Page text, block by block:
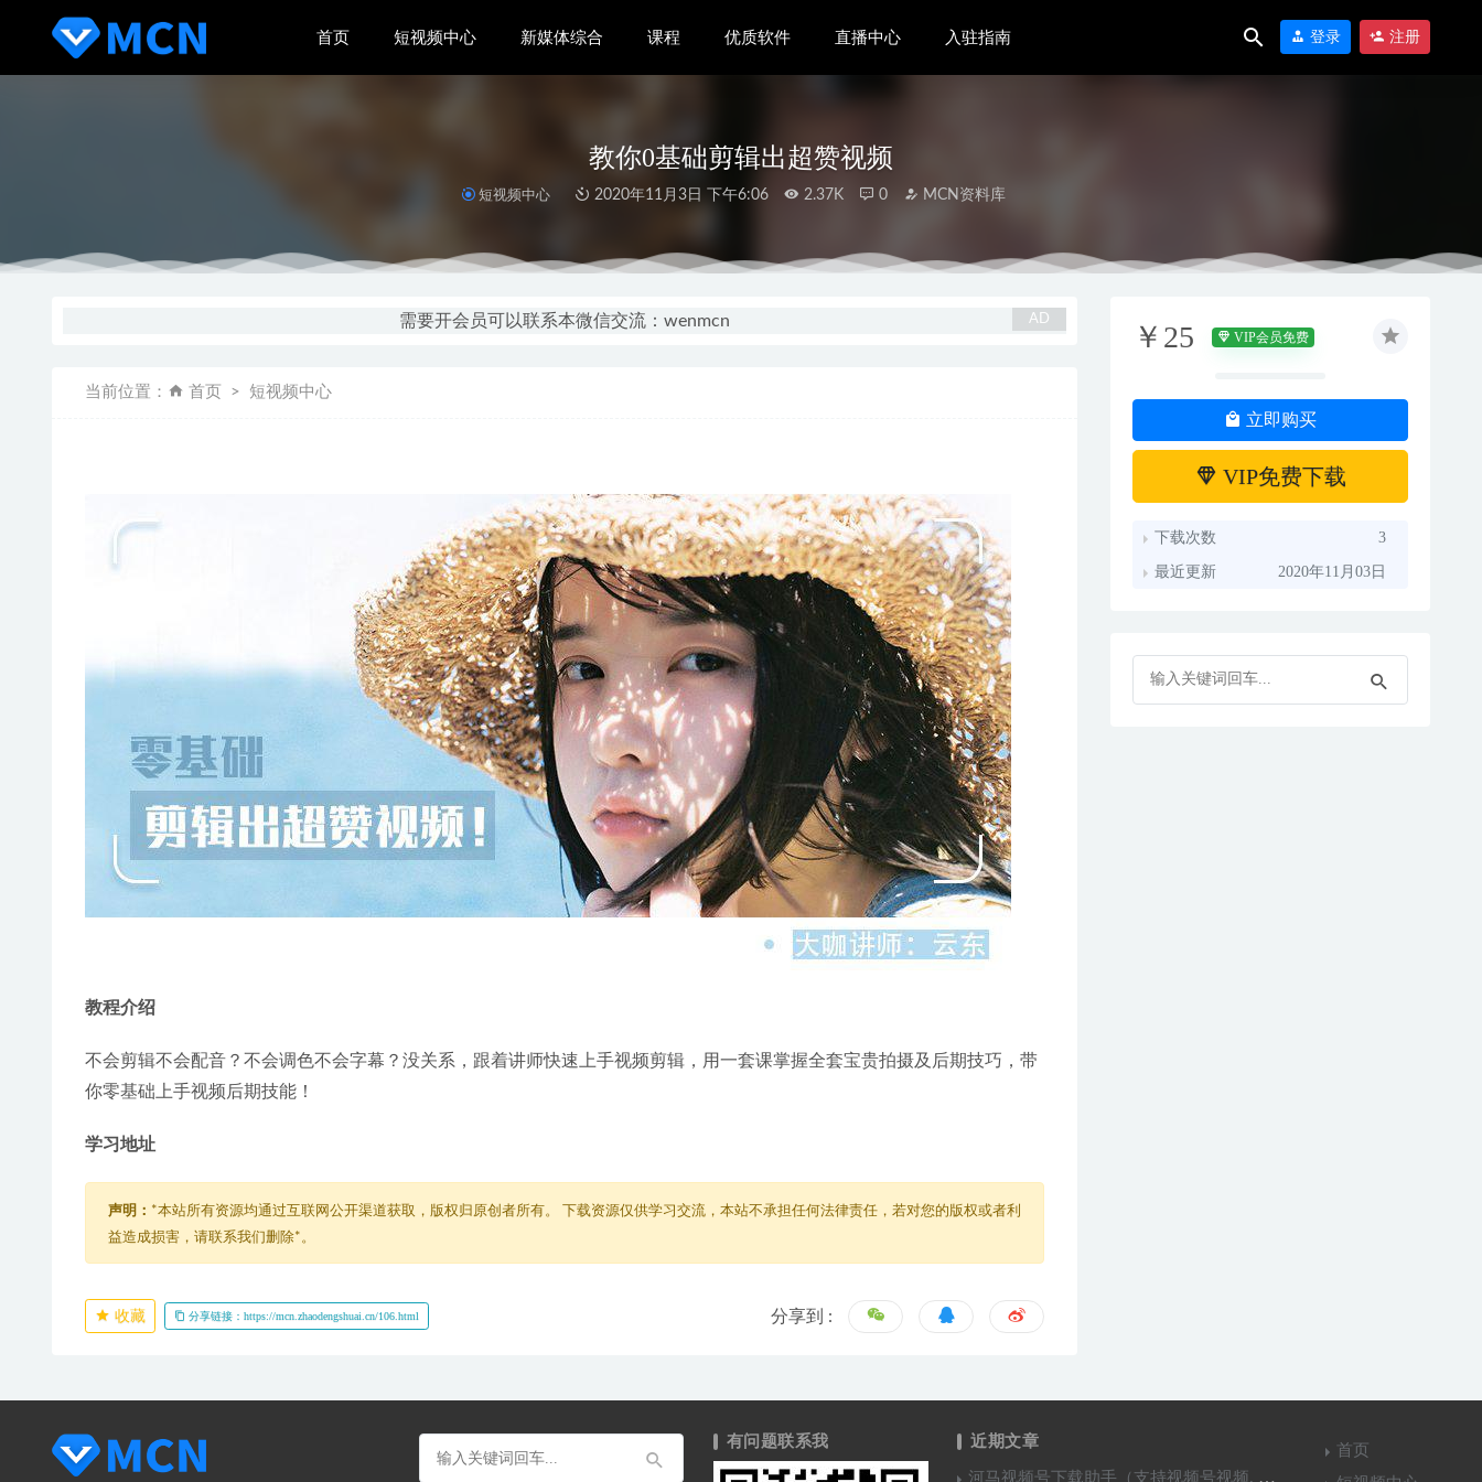
首页 短视频中心 新媒体综合 课程 优质软件 直播中心 入驻指南 登录 注册
教你0基础剪辑出超赞视频
短视频中心 2020年11月3日 下午6:06 2.37K 0 MCN资料库
需要开会员可以联系本微信交流：wenmcn
当前位置： 首页 短视频中心
教程介绍
不会剪辑不会配音？不会调色不会字幕？没关系，跟着讲师快速上手视频剪辑，用一套课掌握全套宝贵拍摄及后期技巧，带
你零基础上手视频后期技能！
学习地址
声明： *本站所有资源均通过互联网公开渠道获取，版权归原创者所有。 下载资源仅供学习交流，本站不承担任何法律责任，若对您的版权或者利
益造成损害，请联系我们删除*。
收藏 分享链接：https://mcn.zhaodengshuai.cn/106.html 分享到 :
￥25 VIP会员免费
立即购买
VIP免费下载
下载次数 3
最近更新 2020年11月03日
有问题联系我 近期文章
河马视频号下载助手（支持视频号视频, 直播,回放下载）
首页
陌陌直播公会入驻指南 2020-11-03
某宝火爆全网的60帧高清剪辑 2020-11-03